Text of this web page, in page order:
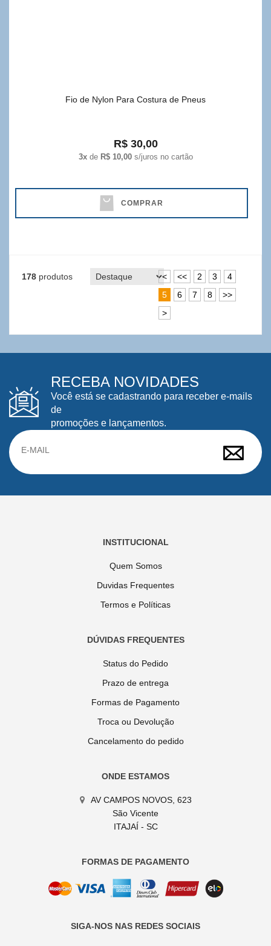
Fio de Nylon Para Costura de Pneus
R$ 30,00
3xde R$ 10,00s/juros no cartão
COMPRAR
178 produtos < << 2 3
4
5
6 7 8
>>
>
RECEBA NOVIDADES
Você está se cadastrando para receber e-mails
de
promoções e lançamentos.
INSTITUCIONAL
Quem Somos
Duvidas Frequentes
Termos e Políticas
DÚVIDAS FREQUENTES
Status do Pedido
Prazo de entrega
Formas de Pagamento
Troca ou Devolução
Cancelamento do pedido
ONDE ESTAMOS
AV CAMPOS NOVOS, 623
São Vicente
ITAJAÍ - SC
FORMAS DE PAGAMENTO
SIGA-NOS NAS REDES SOCIAIS